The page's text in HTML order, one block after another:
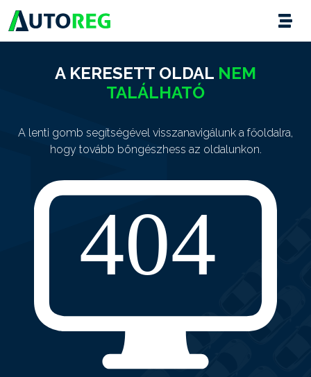
A KERESETT OLDAL NEM
TALÁLHATÓ
A lenti gomb segítségével visszanavigálunk a főoldalra,
hogy tovább böngészhess az oldalunkon.